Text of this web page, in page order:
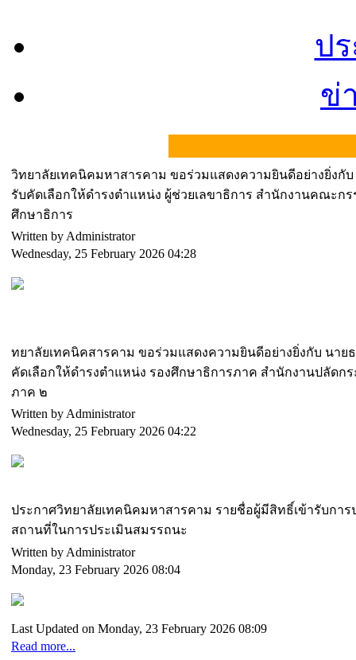
ป
ข่
วิทยาลัยเทคนิคมหาสารคาม ขอร่วมแสดงความยินดีอย่างยิ่ง
รับคัดเลือกให้ดำรงตำแหน่ง ผู้ช่วยเลขาธิการ สำนักงานคณะก
ศึกษาธิการ
Written by Administrator
Wednesday, 25 February 2026 04:28
ทยาลัยเทคนิคสารคาม ขอร่วมแสดงความยินดีอย่างยิ่งกับ นาย
คัดเลือกให้ดำรงตำแหน่ง รองศึกษาธิการภาค สำนักงานปลัดก
ภาค ๒
Written by Administrator
Wednesday, 25 February 2026 04:22
ประกาศวิทยาลัยเทคนิคมหาสารคาม รายชื่อผู้มีสิทธิ์เข้ารับการ
สถานที่ในการประเมินสมรรถนะ
Written by Administrator
Monday, 23 February 2026 08:04
Last Updated on Monday, 23 February 2026 08:09
Read more...